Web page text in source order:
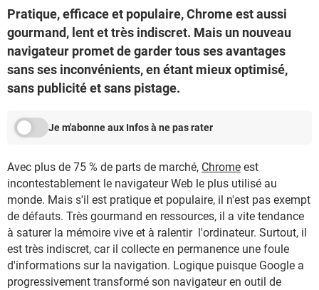
Pratique, efficace et populaire, Chrome est aussi
gourmand, lent et très indiscret. Mais un nouveau
navigateur promet de garder tous ses avantages
sans ses inconvénients, en étant mieux optimisé,
sans publicité et sans pistage.
Je m'abonne aux Infos à ne pas rater
Avec plus de 75 % de parts de marché, Chrome est
incontestablement le navigateur Web le plus utilisé au
monde. Mais s'il est pratique et populaire, il n'est pas exempt
de défauts. Très gourmand en ressources, il a vite tendance
à saturer la mémoire vive et à ralentir l'ordinateur. Surtout, il
est très indiscret, car il collecte en permanence une foule
d'informations sur la navigation. Logique puisque Google a
progressivement transformé son navigateur en outil de